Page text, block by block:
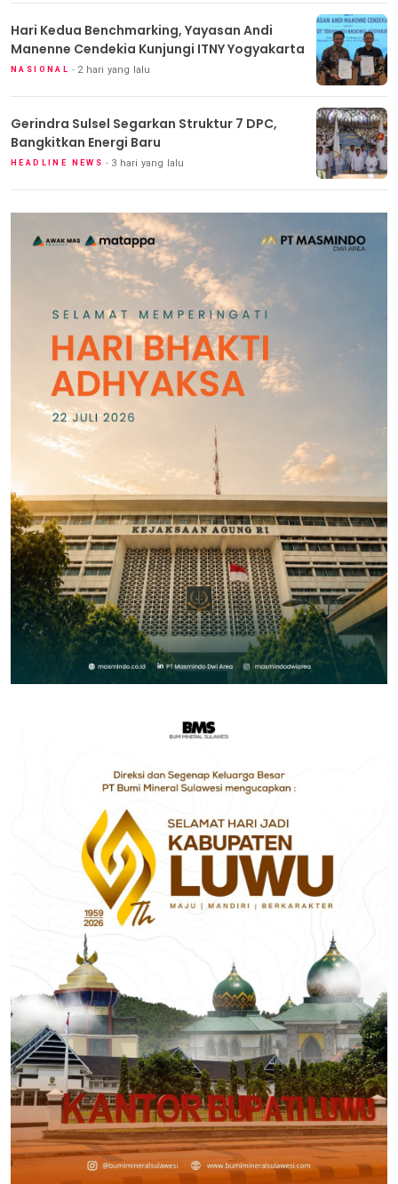
Hari Kedua Benchmarking, Yayasan Andi
Manenne Cendekia Kunjungi ITNY Yogyakarta
NASIONAL 2 hari yang lalu
Gerindra Sulsel Segarkan Struktur 7 DPC,
Bangkitkan Energi Baru
HEADLINE NEWS 3 hari yang lalu